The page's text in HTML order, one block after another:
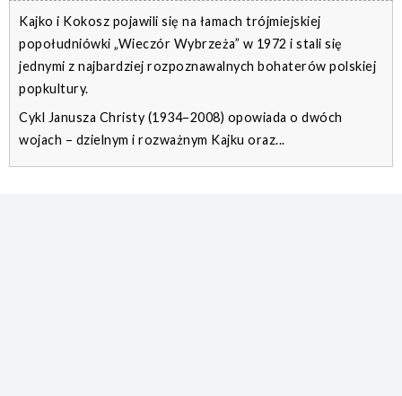
Kajko i Kokosz pojawili się na łamach trójmiejskiej
popołudniówki „Wieczór Wybrzeża” w 1972 i stali się
jednymi z najbardziej rozpoznawalnych bohaterów polskiej
popkultury.
Cykl Janusza Christy (1934–2008) opowiada o dwóch
wojach – dzielnym i rozważnym Kajku oraz...